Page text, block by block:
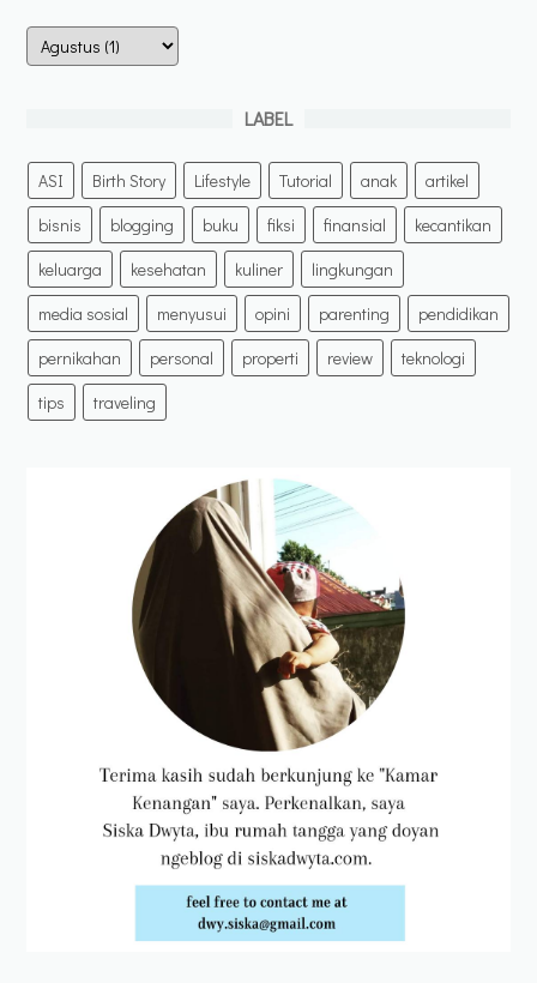
LABEL
ASI Birth Story Lifestyle Tutorial anak
artikel
bisnis
blogging buku fiksi finansial
kecantikan
keluarga
kesehatan kuliner
lingkungan
media sosial
menyusui opini parenting
pendidikan
pernikahan
personal properti review
teknologi
tips
traveling